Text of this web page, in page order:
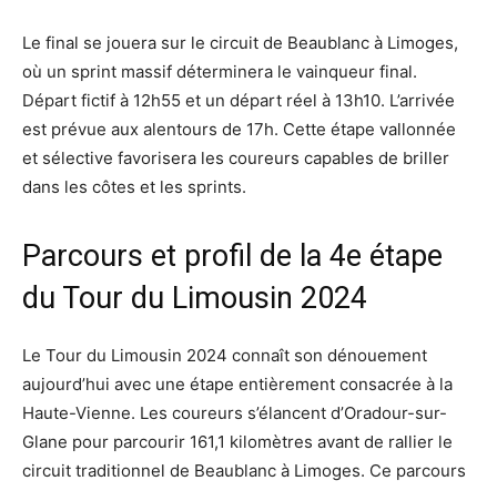
Le final se jouera sur le circuit de Beaublanc à Limoges,
où un sprint massif déterminera le vainqueur final.
Départ fictif à 12h55 et un départ réel à 13h10. L’arrivée
est prévue aux alentours de 17h. Cette étape vallonnée
et sélective favorisera les coureurs capables de briller
dans les côtes et les sprints.
Parcours et profil de la 4e étape
du Tour du Limousin 2024
Le Tour du Limousin 2024 connaît son dénouement
aujourd’hui avec une étape entièrement consacrée à la
Haute-Vienne. Les coureurs s’élancent d’Oradour-sur-
Glane pour parcourir 161,1 kilomètres avant de rallier le
circuit traditionnel de Beaublanc à Limoges. Ce parcours